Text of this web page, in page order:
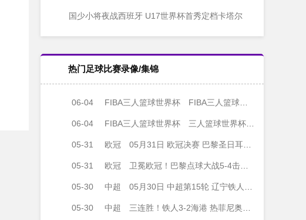
国少小将夜战西班牙 U17世界杯首秀定档卡塔尔
热门足球比赛录像/集锦
06-04 FIBA三人篮球世界杯 FIBA三人篮球世界杯男子小组赛 德国三人篮球队 - 中国三人篮球队 全场录像
06-04 FIBA三人篮球世界杯 三人篮球世界杯男子小组赛 德国 22 - 12 中国 全场集锦
05-31 欧冠 05月31日 欧冠决赛 巴黎圣日耳曼vs阿森纳 全场录像
05-31 欧冠 卫冕欧冠！巴黎点球大战5-4击败阿森纳夺冠 加布里埃尔、埃泽失点
05-30 中超 05月30日 中超第15轮 辽宁铁人vs上海海港 全场录像
05-30 中超 三连胜！铁人3-2海港 热菲尼奥绝杀+脱衣吃第2黄 姆本扎3轮轰6球